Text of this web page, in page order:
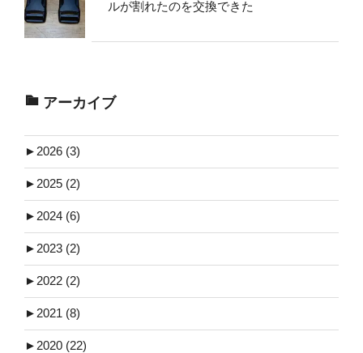
ルが割れたのを交換できた
アーカイブ
► 2026 (3)
► 2025 (2)
► 2024 (6)
► 2023 (2)
► 2022 (2)
► 2021 (8)
► 2020 (22)